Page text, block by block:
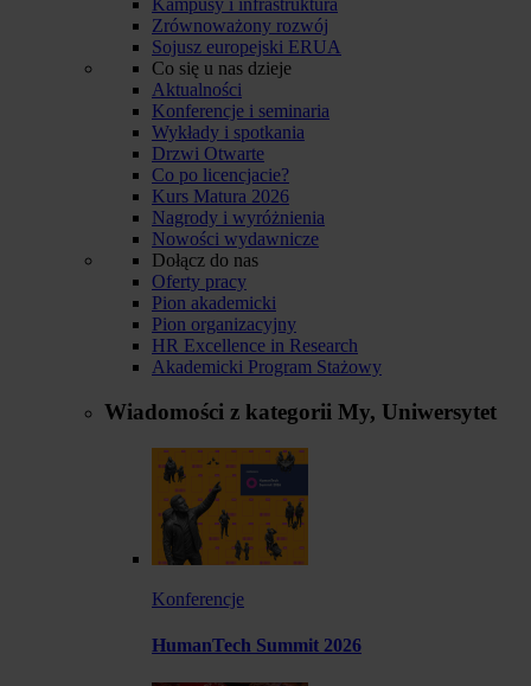
Zrównoważony rozwój
Sojusz europejski ERUA
Co się u nas dzieje
Aktualności
Konferencje i seminaria
Wykłady i spotkania
Drzwi Otwarte
Co po licencjacie?
Kurs Matura 2026
Nagrody i wyróżnienia
Nowości wydawnicze
Dołącz do nas
Oferty pracy
Pion akademicki
Pion organizacyjny
HR Excellence in Research
Akademicki Program Stażowy
Wiadomości z kategorii My, Uniwersytet
Konferencje
HumanTech Summit 2026